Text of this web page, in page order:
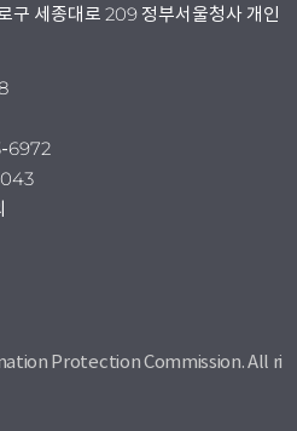
구 세종대로 209 정부서울청사 개인
6972
Protection Commission. All ri